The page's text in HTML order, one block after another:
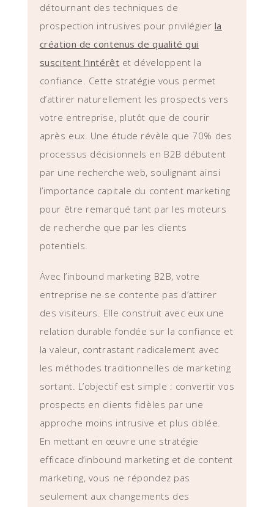
détournant des techniques de
prospection intrusives pour privilégier la
création de contenus de qualité qui
suscitent l’intérêt et développent la
confiance. Cette stratégie vous permet
d’attirer naturellement les prospects vers
votre entreprise, plutôt que de courir
après eux. Une étude révèle que 70% des
processus décisionnels en B2B débutent
par une recherche web, soulignant ainsi
l’importance capitale du content marketing
pour être remarqué tant par les moteurs
de recherche que par les clients
potentiels.
Avec l’inbound marketing B2B, votre
entreprise ne se contente pas d’attirer
des visiteurs. Elle construit avec eux une
relation durable fondée sur la confiance et
la valeur, contrastant radicalement avec
les méthodes traditionnelles de marketing
sortant. L’objectif est simple : convertir vos
prospects en clients fidèles par une
approche moins intrusive et plus ciblée.
En mettant en œuvre une stratégie
efficace d’inbound marketing et de content
marketing, vous ne répondez pas
seulement aux changements des